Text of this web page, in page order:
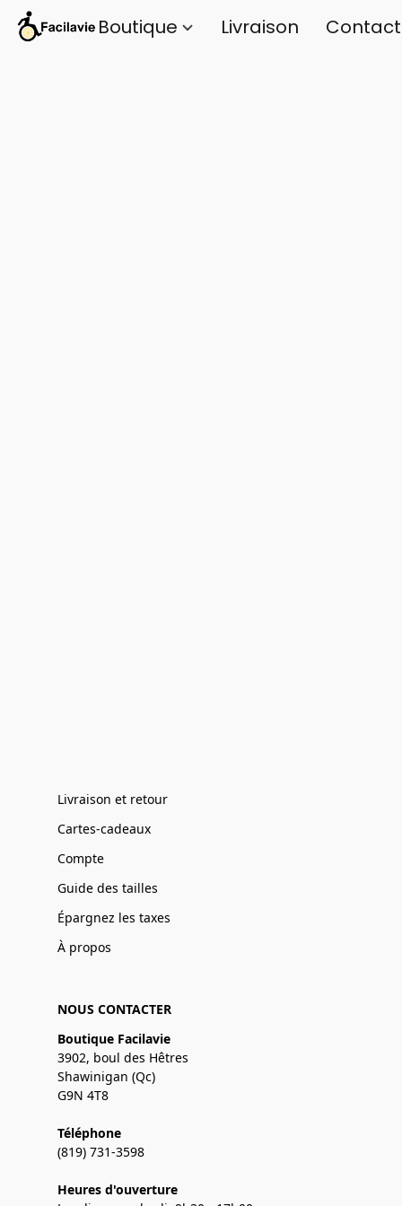
Boutique Livraison
Livraison et retour
Cartes-cadeaux
Compte
Guide des tailles
Épargnez les taxes
À propos
NOUS CONTACTER
Boutique Facilavie
3902, boul des Hêtres
Shawinigan (Qc)
G9N 4T8
Téléphone
(819) 731-3598
Heures d'ouverture